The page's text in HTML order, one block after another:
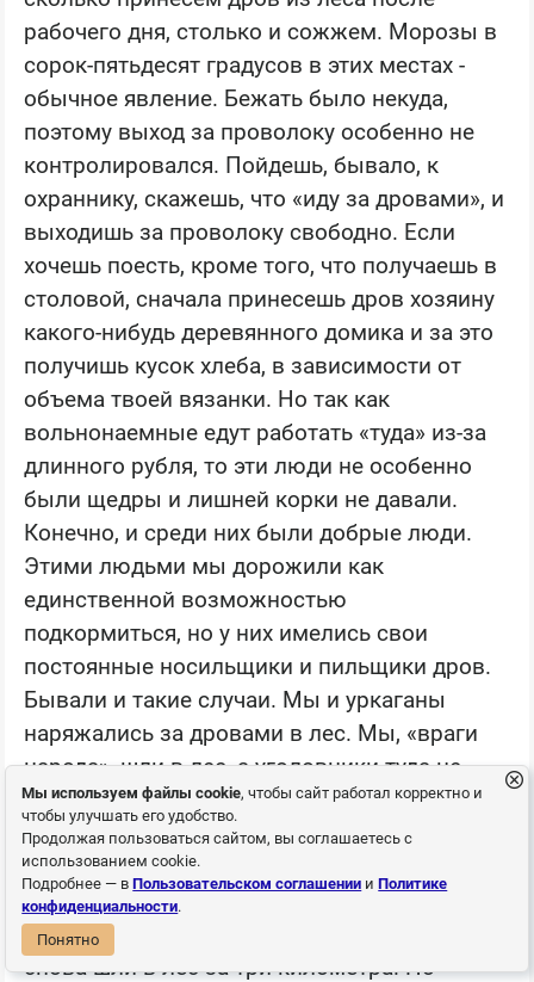
рабочего дня, столько и сожжем. Морозы в
сорок-пятьдесят градусов в этих местах -
обычное явление. Бежать было некуда,
поэтому выход за проволоку особенно не
контролировался. Пойдешь, бывало, к
охраннику, скажешь, что «иду за дровами», и
выходишь за проволоку свободно. Если
хочешь поесть, кроме того, что получаешь в
столовой, сначала принесешь дров хозяину
какого-нибудь деревянного домика и за это
получишь кусок хлеба, в зависимости от
объема твоей вязанки. Но так как
вольнонаемные едут работать «туда» из-за
длинного рубля, то эти люди не особенно
были щедры и лишней корки не давали.
Конечно, и среди них были добрые люди.
Этими людьми мы дорожили как
единственной возможностью
подкормиться, но у них имелись свои
постоянные носильщики и пильщики дров.
Бывали и такие случаи. Мы и уркаганы
наряжались за дровами в лес. Мы, «враги
народа», шли в лес, а уголовники туда не
ходили, а поджидали нас недалеко от лагеря,
отбирали дрова, в лучшем случае со
словами: «Мы вам поможем поднести
дрова», а затем уходили с дровами в лагерь,
а мы, не имея права возвращаться без дров,
снова шли в лес за три километра. Но
Мы используем файлы cookie, чтобы сайт работал корректно и
чтобы улучшать его удобство.
Продолжая пользоваться сайтом, вы соглашаетесь с
использованием cookie.
Подробнее — вПользовательском соглашении иПолитике
конфиденциальности.
Понятно